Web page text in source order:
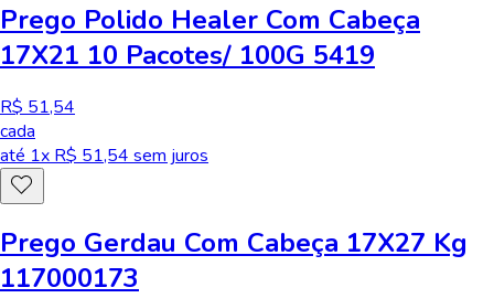
Prego Polido Healer Com Cabeça
17X21 10 Pacotes/ 100G 5419
R$ 51,54
cada
até 1x R$ 51,54 sem juros
Prego Gerdau Com Cabeça 17X27 Kg
117000173